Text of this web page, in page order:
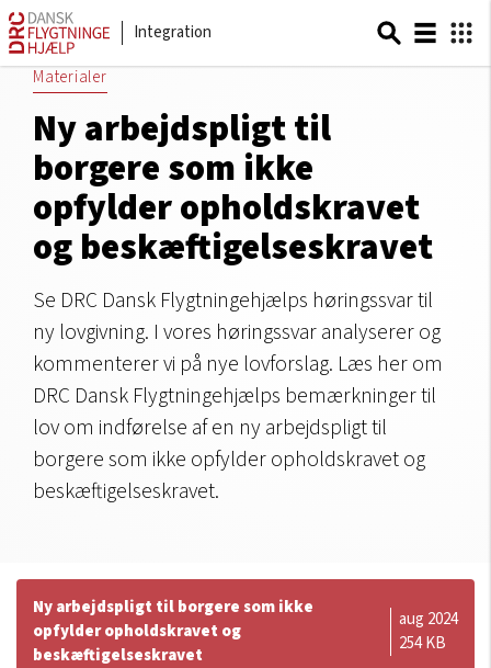
Integration
Materialer
Ny arbejdspligt til
borgere som ikke
opfylder opholdskravet
og beskæftigelseskravet
Se DRC Dansk Flygtningehjælps høringssvar til
ny lovgivning. I vores høringssvar analyserer og
kommenterer vi på nye lovforslag. Læs her om
DRC Dansk Flygtningehjælps bemærkninger til
lov om indførelse af en ny arbejdspligt til
borgere som ikke opfylder opholdskravet og
beskæftigelseskravet.
Ny arbejdspligt til borgere som ikke
opfylder opholdskravet og
beskæftigelseskravet
aug 2024
254 KB